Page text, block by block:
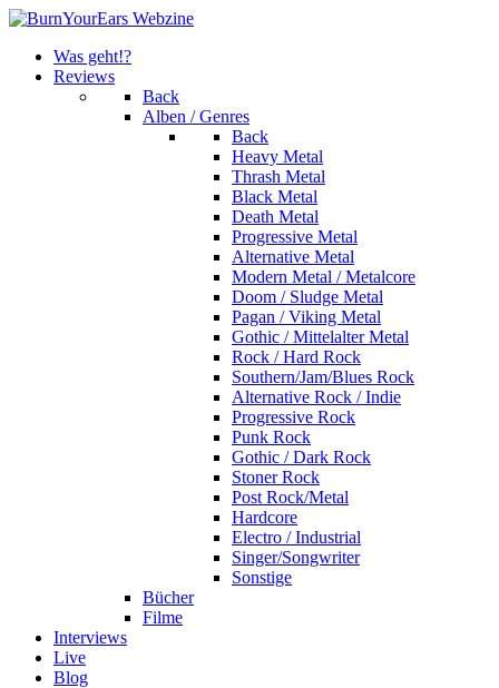
Was geht!?
Reviews
Back
Alben / Genres
Back
Heavy Metal
Thrash Metal
Black Metal
Death Metal
Progressive Metal
Alternative Metal
Modern Metal / Metalcore
Doom / Sludge Metal
Pagan / Viking Metal
Gothic / Mittelalter Metal
Rock / Hard Rock
Southern/Jam/Blues Rock
Alternative Rock / Indie
Progressive Rock
Punk Rock
Gothic / Dark Rock
Stoner Rock
Post Rock/Metal
Hardcore
Electro / Industrial
Singer/Songwriter
Sonstige
Bücher
Filme
Interviews
Live
Blog